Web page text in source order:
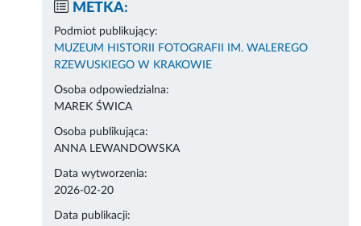
METKA:
Podmiot publikujący:
MUZEUM HISTORII FOTOGRAFII IM. WALEREGO
RZEWUSKIEGO W KRAKOWIE
Osoba odpowiedzialna:
MAREK ŚWICA
Osoba publikująca:
ANNA LEWANDOWSKA
Data wytworzenia:
2026-02-20
Data publikacji: